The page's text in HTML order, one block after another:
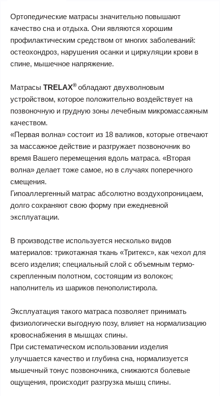
Ортопедические матрасы значительно повышают
качество сна и отдыха. Они являются хорошим
профилактическим средством от многих заболеваний:
остеохондроз, нарушения осанки и циркуляции крови в
спине, мышечное напряжение.
Матрасы TRELAX® обладают двухволновым
устройством, которое положительно воздействует на
позвоночную и грудную зоны лечебным микромассажным
качеством.
«Первая волна» состоит из 18 валиков, которые отвечают
за массажное действие и разгружает позвоночник во
время Вашего перемещения вдоль матраса. «Вторая
волна» делает тоже самое, но в случаях поперечного
смещения.
Гипоаллергенный матрас абсолютно воздухопроницаем,
долго сохраняют свою форму при ежедневной
эксплуатации.
В производстве используется несколько видов
материалов: трикотажная ткань «Тритекс», как чехол для
всего изделия; специальный слой с объемным термо-
скрепленным полотном, состоящим из волокон;
наполнитель из шариков пенополистирола.
Эксплуатация такого матраса позволяет принимать
физиологически выгодную позу, влияет на нормализацию
кровоснабжения в мышцах спины.
При систематическом использовании изделия
улучшается качество и глубина сна, нормализуется
мышечный тонус позвоночника, снижаются болевые
ощущения, происходит разгрузка мышц спины.